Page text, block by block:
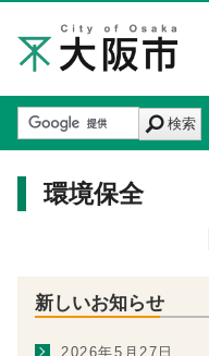
検索
環境保全
新しいお知らせ
2026年5月27日